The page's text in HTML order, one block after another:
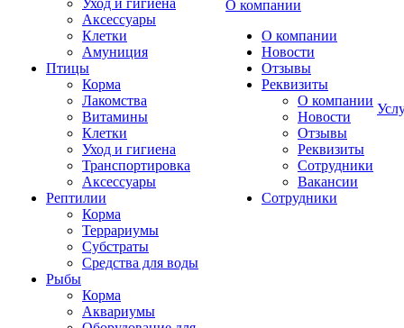
Уход и гигиена
Аксессуары
Клетки
Амуниция
Птицы
Корма
Лакомства
Витамины
Клетки
Уход и гигиена
Транспортировка
Аксессуары
Рептилии
Корма
Террариумы
Субстраты
Средства для воды
Рыбы
Корма
Аквариумы
О компании
О компании
Новости
Отзывы
Реквизиты
О компании
Новости
Отзывы
Реквизиты
Сотрудники
Вакансии
Сотрудники